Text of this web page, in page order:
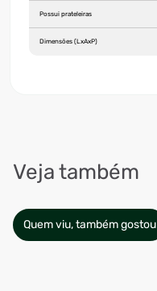
Possui prateleiras
Dimensões (LxAxP)
Veja também
Quem viu, também gostou